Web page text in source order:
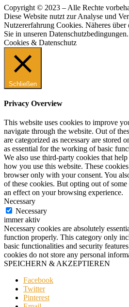
Copyright © 2023 – Alle Rechte
Diese Website nutzt zur Analyse und
Nutzererfahrung Cookies. Näheres über
Sie in unseren Datenschutzbedingungen.
Cookies & Datenschutz
Schließen
Privacy Overview
This website uses cookies to improve
navigate through the website. Out of
are categorized as necessary are stored
as essential for the working of basic
We also use third-party cookies that
how you use this website. These
browser only with your consent. You
of these cookies. But opting out of
an effect on your browsing experience.
Necessary
Necessary
immer aktiv
Necessary cookies are absolutely
function properly. This category only
basic functionalities and security
cookies do not store any personal
SPEICHERN & AKZEPTIEREN
Facebook
Twitter
Pinterest